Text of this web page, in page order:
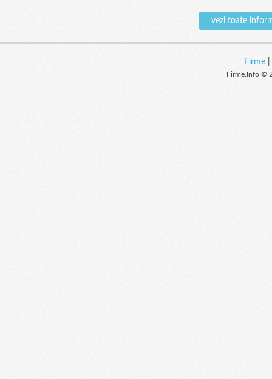
vezi toate
Firme|
Firme.Info ©